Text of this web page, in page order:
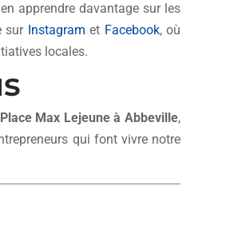
apprendre davantage sur les
sur Instagram et Facebook, où
locales.
Place Max Lejeune à Abbeville,
qui font vivre notre